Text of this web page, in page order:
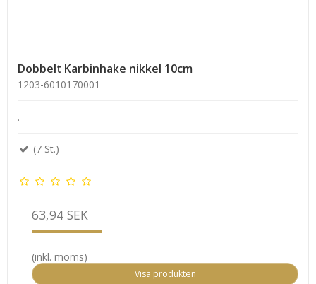
Dobbelt Karbinhake nikkel 10cm
1203-6010170001
.
(7 St.)
63,94 SEK
(inkl. moms)
Visa produkten